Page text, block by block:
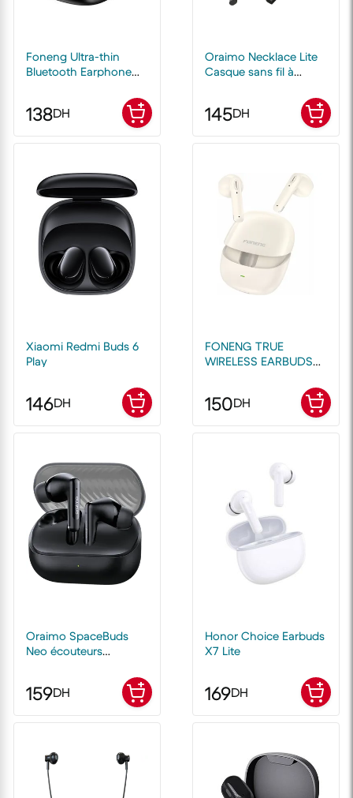
Foneng Ultra-thin
Bluetooth Earphone
138DH
Oraimo Necklace Lite
Casque sans fil à
145DH
Xiaomi Redmi Buds 6
Play
146DH
FONENG TRUE
WIRELESS EARBUDS
150DH
Oraimo SpaceBuds
Neo écouteurs
159DH
Honor Choice Earbuds
X7 Lite
169DH